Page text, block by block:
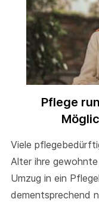
Pflege
Viele
Alter ihre
Umzug in ein
dementsprechend